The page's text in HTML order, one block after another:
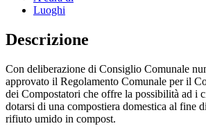
Luoghi
Descrizione
Con deliberazione di Consiglio Comunale
approvato il Regolamento Comunale per il
dei Compostatori che offre la possibilità ad i
dotarsi di una compostiera domestica al fine
rifiuto umido in compost.